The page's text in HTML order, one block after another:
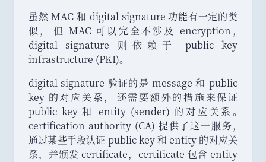
虽然 MAC 和 digital signature 功能有一定的类
似 ， 但 MAC 可以完全不涉及 encryption ，
digital signature 则依赖于 public key
infrastructure (PKI)。
digital signature 验证的是 message 和 public
key 的对应关系，
还需要额外的措施来保证
public key 和 entity (sender) 的对应关系 。
certification authority (CA) 提供了这一服务，
通过某些手段认证 public key 和 entity 的对应关
系， 并颁发 certificate， certificate 包含 entity